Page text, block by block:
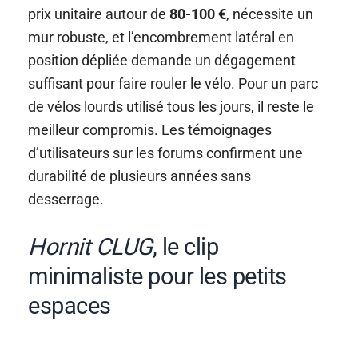
prix unitaire autour de80-100 €, nécessite un
mur robuste, et l’encombrement latéral en
position dépliée demande un dégagement
suffisant pour faire rouler le vélo. Pour un parc
de vélos lourds utilisé tous les jours, il reste le
meilleur compromis. Les témoignages
d’utilisateurs sur les forums confirment une
durabilité de plusieurs années sans
desserrage.
Hornit CLUG, le clip
minimaliste pour les petits
espaces